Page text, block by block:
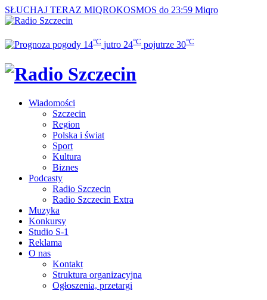
SŁUCHAJ TERAZ MIQROKOSMOS do 23:59 Miqro
14°C jutro 24°C pojutrze 30°C
Wiadomości
Szczecin
Region
Polska i świat
Sport
Kultura
Biznes
Podcasty
Radio Szczecin
Radio Szczecin Extra
Muzyka
Konkursy
Studio S-1
Reklama
O nas
Kontakt
Struktura organizacyjna
Ogłoszenia, przetargi